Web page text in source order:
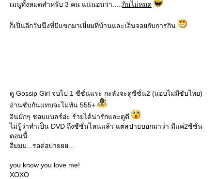
เมนูทั้งหมดสำหรับ 3 คน แน่นอนว่า..... กินไม่หมด
ก็เป็นอีกวันนึงที่มีแขกมาเยี่ยมที่บ้านและเอ็นจอยกับการกิน
ดู Gossip Girl จบไป 1 ซีซั่นแระ กะลังจะดูซีซั่น2 (แอบไม่มีซับไทย)
อ่านซับกันแทบจะไม่ทัน 555+
อินมั่กๆ ชอบแบลร์อ่ะ ร้ายได้น่ารักและดูดี
ไม่รู้ว่าทำเป็น DVD ถึงซีซั่นไหนแล้ว แต่สปายบอกมาว่า มีแค่2ซีซั่น
ตอนนี้
อืมมม...รอต่อปายยย...
you know you love me!
XOXO